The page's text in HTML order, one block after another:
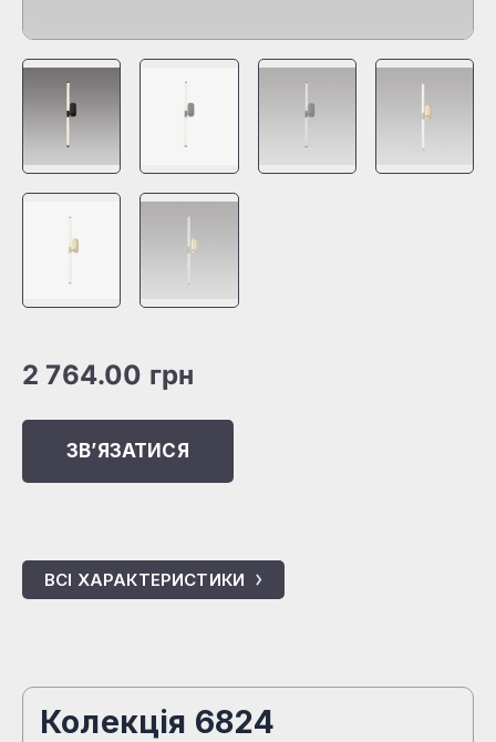
ЗВʼЯЗАТИСЯ
ВСІ ХАРАКТЕРИСТИКИ
2 764.00 грн
Колекція 6824